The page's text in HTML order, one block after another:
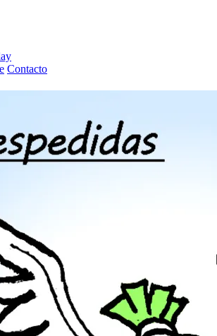
Contacto